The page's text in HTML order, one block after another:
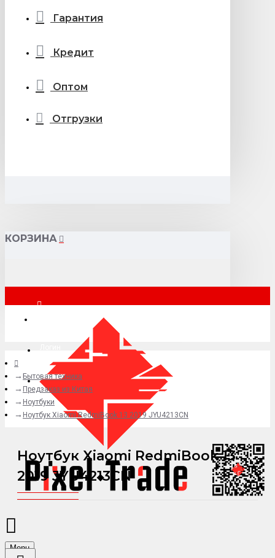
Гарантия
Кредит
Оптом
Отгрузки
КОРЗИНА
+7 (495) 015-41-41
Menu
Бытовая техника
Предзаказ из Китая
Ноутбуки
Ноутбук Xiaomi RedmiBook 13 2019 JYU4213CN
Ноутбук Xiaomi RedmiBook 13
2019 JYU4213CN